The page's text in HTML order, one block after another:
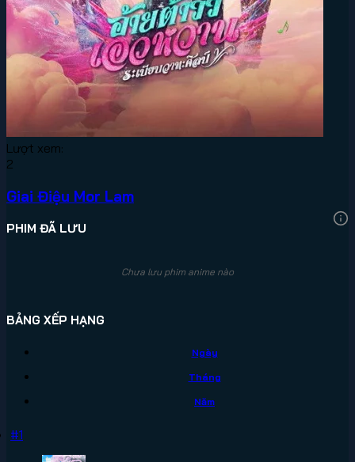
Lượt xem:
2
Giai Điệu Mor Lam
PHIM ĐÃ LƯU
Chưa lưu phim anime nào
BẢNG XẾP HẠNG
Ngày
Tháng
Năm
#1